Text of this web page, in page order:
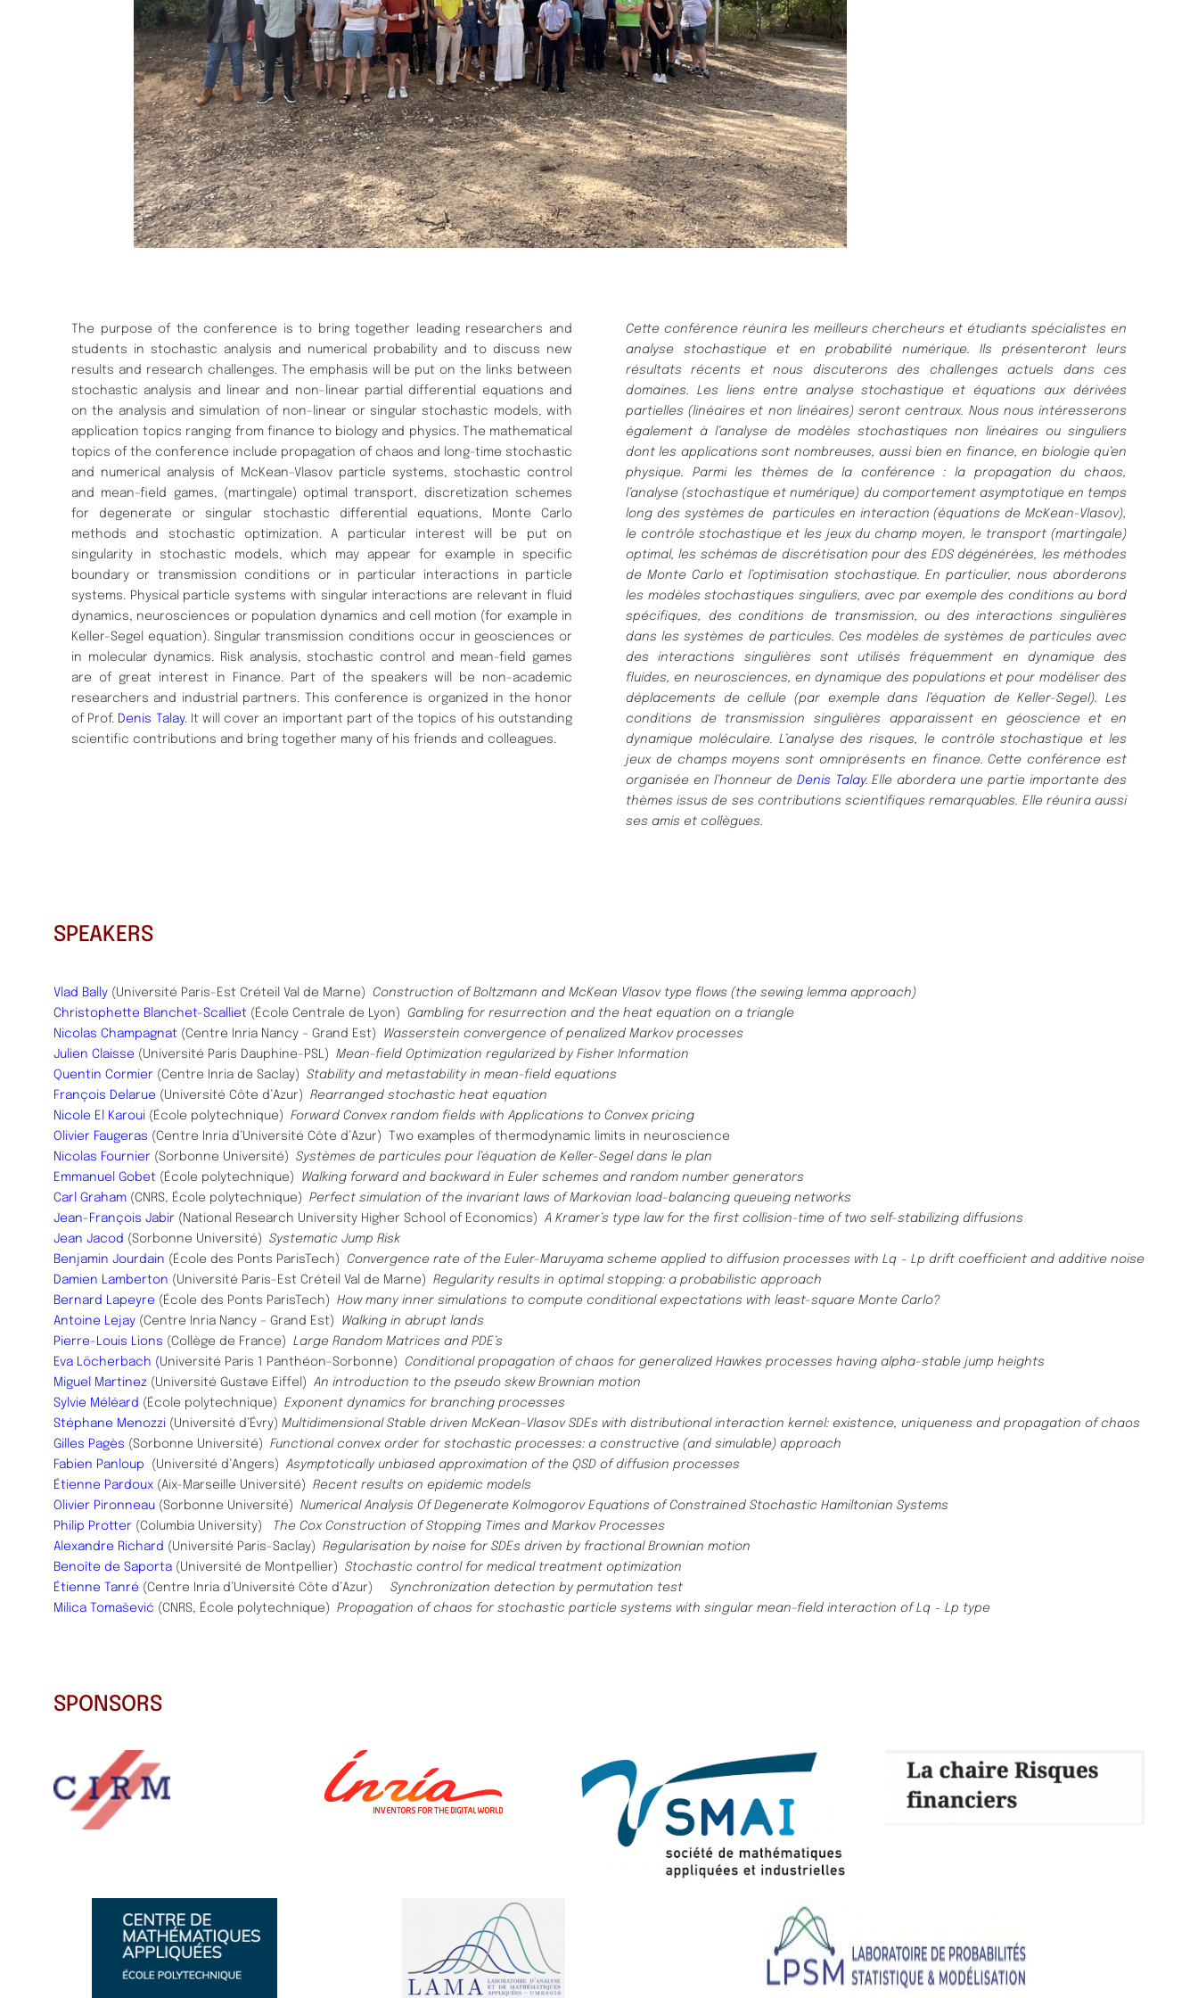
The purpose of the conference is to bring together leading researchers and
students in stochastic analysis and numerical probability and to discuss new
results and research challenges. The emphasis will be put on the links between
stochastic analysis and linear and non-linear partial differential equations and
on the analysis and simulation of non-linear or singular stochastic models, with
application topics ranging from finance to biology and physics. The mathematical
topics of the conference include propagation of chaos and long-time stochastic
and numerical analysis of McKean-Vlasov particle systems, stochastic control
and mean-field games, (martingale) optimal transport, discretization schemes
for degenerate or singular stochastic differential equations, Monte Carlo
methods and stochastic optimization. A particular interest will be put on
singularity in stochastic models, which may appear for example in specific
boundary or transmission conditions or in particular interactions in particle
systems. Physical particle systems with singular interactions are relevant in fluid
dynamics, neurosciences or population dynamics and cell motion (for example in
Keller-Segel equation). Singular transmission conditions occur in geosciences or
in molecular dynamics. Risk analysis, stochastic control and mean-field games
are of great interest in Finance. Part of the speakers will be non-academic
researchers and industrial partners. This conference is organized in the honor
of Prof. Denis Talay. It will cover an important part of the topics of his outstanding
scientific contributions and bring together many of his friends and colleagues.
Cette conférence réunira les meilleurs chercheurs et étudiants spécialistes en
analyse stochastique et en probabilité numérique. Ils présenteront leurs
résultats récents et nous discuterons des challenges actuels dans ces
domaines. Les liens entre analyse stochastique et équations aux dérivées
partielles (linéaires et non linéaires) seront centraux. Nous nous intéresserons
également à l’analyse de modèles stochastiques non linéaires ou singuliers
dont les applications sont nombreuses, aussi bien en finance, en biologie qu’en
physique. Parmi les thèmes de la conférence : la propagation du chaos,
l’analyse (stochastique et numérique) du comportement asymptotique en temps
long des systèmes de particules en interaction (équations de McKean-Vlasov),
le contrôle stochastique et les jeux du champ moyen, le transport (martingale)
optimal, les schémas de discrétisation pour des EDS dégénérées, les méthodes
de Monte Carlo et l’optimisation stochastique. En particulier, nous aborderons
les modèles stochastiques singuliers, avec par exemple des conditions au bord
spécifiques, des conditions de transmission, ou des interactions singulières
dans les systèmes de particules. Ces modèles de systèmes de particules avec
des interactions singulières sont utilisés fréquemment en dynamique des
fluides, en neurosciences, en dynamique des populations et pour modéliser des
déplacements de cellule (par exemple dans l’équation de Keller-Segel). Les
conditions de transmission singulières apparaissent en géoscience et en
dynamique moléculaire. L’analyse des risques, le contrôle stochastique et les
jeux de champs moyens sont omniprésents en finance. Cette conférence est
organisée en l’honneur de DenisTalay. Elle abordera une partie importante des
thèmes issus de ses contributions scientifiques remarquables. Elle réunira aussi
ses amis et collègues.
SPEAKERS
Vlad Bally (Université Paris-Est Créteil Val de Marne) Construction of Boltzmann and McKean Vlasov type flows (the sewing lemma approach)
Christophette Blanchet-Scalliet (École Centrale de Lyon) Gambling for resurrection and the heat equation on a triangle
Nicolas Champagnat (Centre Inria Nancy – Grand Est) Wasserstein convergence of penalized Markov processes
Julien Claisse (Université Paris Dauphine-PSL) Mean-field Optimization regularized by Fisher Information
Quentin Cormier (Centre Inria de Saclay) Stability and metastability in mean-field equations
François Delarue (Université Côte d’Azur) Rearranged stochastic heat equation
Nicole El Karoui (École polytechnique) Forward Convex random fields with Applications to Convex pricing
Olivier Faugeras (Centre Inria d’Université Côte d’Azur)
Two examples of thermodynamic limits in neuroscience
Nicolas Fournier (Sorbonne Université) Systèmes de particules pour l’équation de Keller-Segel dans le plan
Emmanuel Gobet (École polytechnique) Walking forward and backward in Euler schemes and random number generators
Carl Graham (CNRS, École polytechnique)
Perfect simulation of the invariant laws of Markovian load-balancing queueing networks
Jean-François Jabir (National Research University Higher School of Economics) A Kramer’s type law for the first collision-time of two self-stabilizing diffusions
Jean Jacod (Sorbonne Université) Systematic Jump Risk
Benjamin Jourdain (École des Ponts ParisTech) Convergence rate of the Euler-Maruyama scheme applied to diffusion processes with Lq − Lp drift coefficient and additive noise
Damien Lamberton (Université Paris-Est Créteil Val de Marne) Regularity results in optimal stopping: a probabilistic approach
Bernard Lapeyre (École des Ponts ParisTech) How many inner simulations to compute conditional expectations with least-square Monte Carlo?
Antoine Lejay (Centre Inria Nancy – Grand Est) Walking in abrupt lands
Pierre-Louis Lions (Collège de France) Large Random Matrices and PDE’s
Eva Löcherbach ( Université Paris 1 Panthéon-Sorbonne) Conditional propagation of chaos for generalized Hawkes processes having alpha-stable jump heights
Miguel Martinez (Université Gustave Eiffel) An introduction to the pseudo skew Brownian motion
Sylvie Méléard (École polytechnique) Exponent dynamics for branching processes
Stéphane Menozzi (Université d’Évry) Multidimensional Stable driven McKean-Vlasov SDEs with distributional interaction kernel: existence, uniqueness and propagation of chaos
Gilles Pagès (Sorbonne Université)
Functional convex order for stochastic processes: a constructive (and simulable) approach
Fabien Panloup (Université d’Angers)
Asymptotically unbiased approximation of the QSD of diffusion processes
Étienne Pardoux (Aix-Marseille Université) Recent results on epidemic models
Olivier Pironneau (Sorbonne Université) Numerical Analysis Of Degenerate Kolmogorov Equations of Constrained Stochastic Hamiltonian Systems
Philip Protter (Columbia University)
The Cox Construction of Stopping Times and Markov Processes
Alexandre Richard (Université Paris-Saclay) Regularisation by noise for SDEs driven by fractional Brownian motion
Benoîte de Saporta (Université de Montpellier)
Stochastic control for medical treatment optimization
Étienne Tanré (Centre Inria d’Université Côte d’Azur) Synchronization detection by permutation test
Milica
Tomašević (CNRS, École polytechnique) Propagation of chaos for stochastic particle systems with singular mean-field interaction of Lq − Lp type
SPONSORS